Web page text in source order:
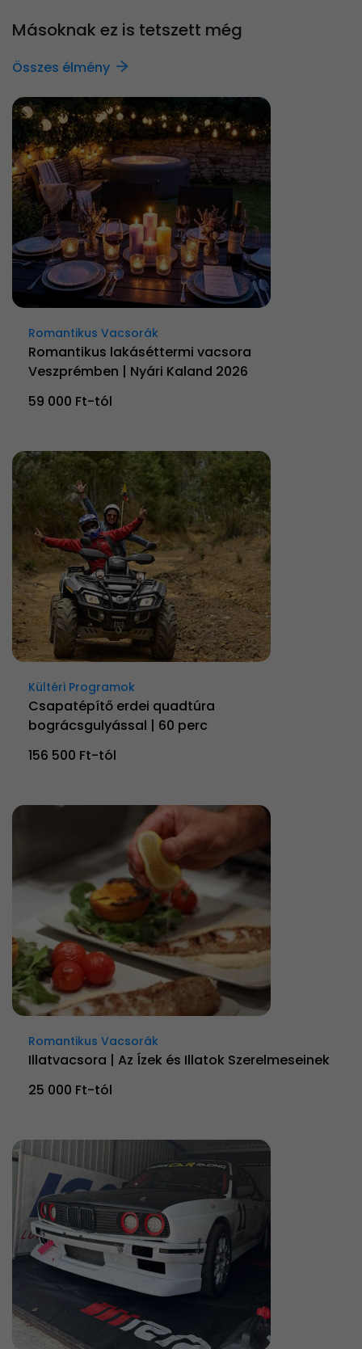
Másoknak ez is tetszett még
Összes élmény
Romantikus Vacsorák
Romantikus lakáséttermi vacsora
Veszprémben | Nyári Kaland 2026
59 000 Ft-tól
Kültéri Programok
Csapatépítő erdei quadtúra
bográcsgulyással | 60 perc
156 500 Ft-tól
Romantikus Vacsorák
Illatvacsora | Az Ízek és Illatok Szerelmeseinek
25 000 Ft-tól